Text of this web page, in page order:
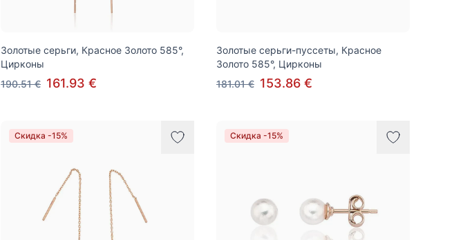
Золотые серьги, Красное Золото 585°,
Цирконы
190.51 € 161.93 €
Золотые серьги-пуссеты, Красное
Золото 585°, Цирконы
181.01 € 153.86 €
Скидка -15% Скидка -15%